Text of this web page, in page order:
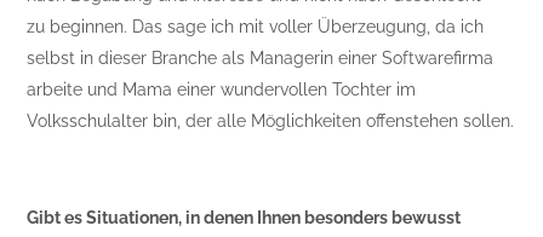
zu beginnen. Das sage ich mit voller Überzeugung, da ich
selbst in dieser Branche als Managerin einer Softwarefirma
arbeite und Mama einer wundervollen Tochter im
Volksschulalter bin, der alle Möglichkeiten offenstehen sollen.
Gibt es Situationen, in denen Ihnen besonders bewusst